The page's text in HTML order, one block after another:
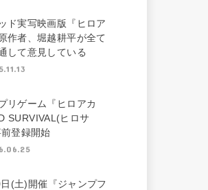
ド実写映画版『ヒロア
作者、堀越耕平が全て
して意見している
リゲーム『ヒロアカ
SURVIVAL(ヒロサ
登録開始
(土)開催『ジャンプフ